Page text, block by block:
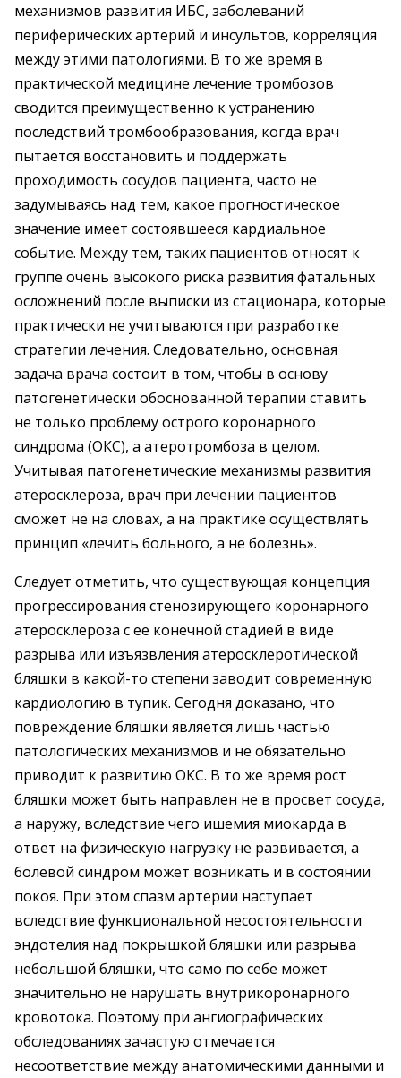
механизмов развития ИБС, заболеваний
периферических артерий и инсультов, корреляция
между этими патологиями. В то же время в
практической медицине лечение тромбозов
сводится преимущественно к устранению
последствий тромбообразования, когда врач
пытается восстановить и поддержать
проходимость сосудов пациента, часто не
задумываясь над тем, какое прогностическое
значение имеет состоявшееся кардиальное
событие. Между тем, таких пациентов относят к
группе очень высокого риска развития фатальных
осложнений после выписки из стационара, которые
практически не учитываются при разработке
стратегии лечения. Следовательно, основная
задача врача состоит в том, чтобы в основу
патогенетически обоснованной терапии ставить
не только проблему острого коронарного
синдрома (ОКС), а атеротромбоза в целом.
Учитывая патогенетические механизмы развития
атеросклероза, врач при лечении пациентов
сможет не на словах, а на практике осуществлять
принцип «лечить больного, а не болезнь».
Следует отметить, что существующая концепция
прогрессирования стенозирующего коронарного
атеросклероза с ее конечной стадией в виде
разрыва или изъязвления атеросклеротической
бляшки в какой-то степени заводит современную
кардиологию в тупик. Сегодня доказано, что
повреждение бляшки является лишь частью
патологических механизмов и не обязательно
приводит к развитию ОКС. В то же время рост
бляшки может быть направлен не в просвет сосуда,
а наружу, вследствие чего ишемия миокарда в
ответ на физическую нагрузку не развивается, а
болевой синдром может возникать и в состоянии
покоя. При этом спазм артерии наступает
вследствие функциональной несостоятельности
эндотелия над покрышкой бляшки или разрыва
небольшой бляшки, что само по себе может
значительно не нарушать внутрикоронарного
кровотока. Поэтому при ангиографических
обследованиях зачастую отмечается
несоответствие между анатомическими данными и